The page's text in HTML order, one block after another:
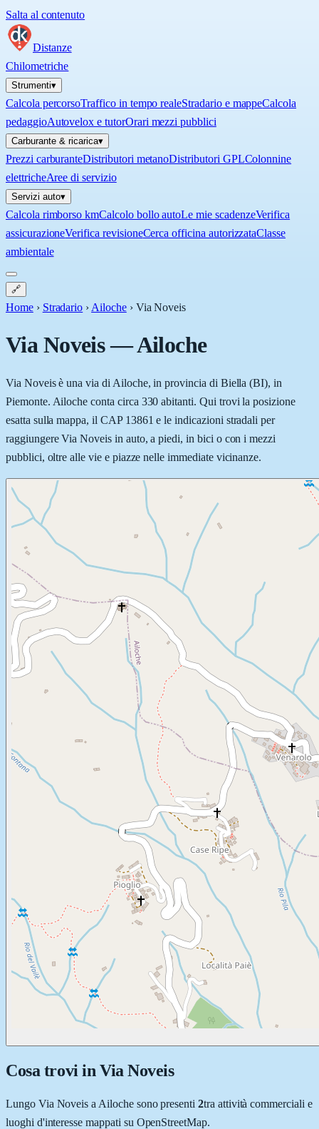
Salta al contenuto
Distanze
Chilometriche
Strumenti▾
Calcola percorsoTraffico in tempo realeStradario e mappeCalcola
pedaggioAutovelox e tutorOrari mezzi pubblici
Carburante & ricarica▾
Prezzi carburanteDistributori metanoDistributori GPLColonnine
elettricheAree di servizio
Servizi auto▾
Calcola rimborso kmCalcolo bollo autoLe mie scadenzeVerifica
assicurazioneVerifica revisioneCerca officina autorizzataClasse
ambientale
🔗
Home › Stradario › Ailoche › Via Noveis
Via Noveis—Ailoche
Via Noveis è una via di Ailoche, in provincia di Biella (BI), in
Piemonte. Ailoche conta circa 330 abitanti. Qui trovi la posizione
esatta sulla mappa, il CAP 13861 e le indicazioni stradali per
raggiungere Via Noveis in auto, a piedi, in bici o con i mezzi
pubblici, oltre alle vie e piazze nelle immediate vicinanze.
Cosa trovi in Via Noveis
Lungo Via Noveis a Ailochesono presenti 2tra attività commerciali e
luoghi d'interesse mappati su OpenStreetMap.